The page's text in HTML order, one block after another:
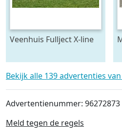
Veenhuis Fullject X-line
Bekijk alle 139 advertenties
Advertentienummer: 96272873
Meld tegen de regels